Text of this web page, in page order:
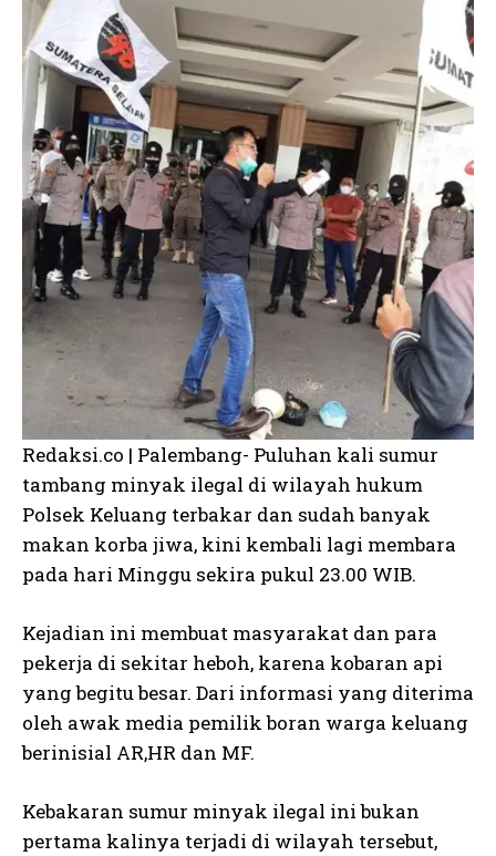
Redaksi.co | Palembang- Puluhan kali sumur
tambang minyak ilegal di wilayah hukum
Polsek Keluang terbakar dan sudah banyak
makan korba jiwa, kini kembali lagi membara
pada hari Minggu sekira pukul 23.00 WIB.
Kejadian ini membuat masyarakat dan para
pekerja di sekitar heboh, karena kobaran api
yang begitu besar. Dari informasi yang diterima
oleh awak media pemilik boran warga keluang
berinisial AR,HR dan MF.
Kebakaran sumur minyak ilegal ini bukan
pertama kalinya terjadi di wilayah tersebut,